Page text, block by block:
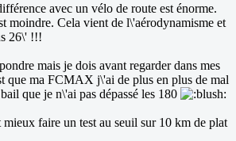
avec un vélo de route est énorme.
moindre. Cela vient de l\'aérodynamisme et
26\' !!!
mais je dois avant regarder dans mes
que ma FCMAX j\'ai de plus en plus de mal
que je n\'ai pas dépassé les 180
faire un test au seuil sur 10 km de plat